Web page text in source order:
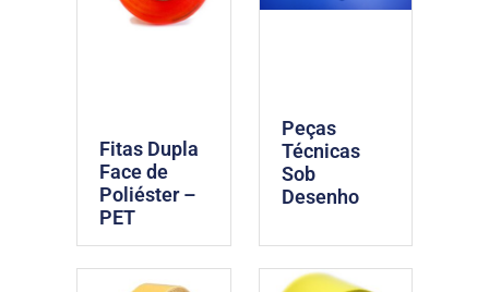
Fitas Dupla
Face de
Poliéster –
PET
Peças
Técnicas
Sob
Desenho